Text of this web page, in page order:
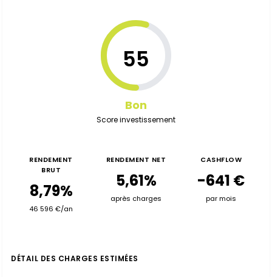
55
Bon
Score investissement
RENDEMENT
BRUT
8,79%
46 596 €/an
RENDEMENT NET
5,61%
après charges
CASHFLOW
-641 €
par mois
DÉTAIL DES CHARGES ESTIMÉES